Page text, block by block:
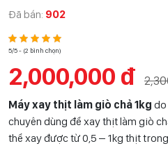
Đã bán: 902
5/5 - (2 bình chọn)
2,000,000 đ
Máy xay thịt làm giò chả 1kg do
chuyên dùng để xay thịt làm giò
thể xay được từ 0,5 – 1kg thịt